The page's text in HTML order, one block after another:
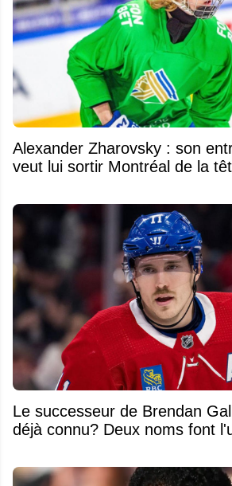
Alexander Zharovsky : son
veut lui sortir Montréal de la
Le successeur de Brendan
déjà connu? Deux noms font